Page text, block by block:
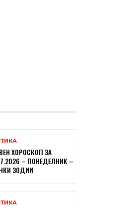
ХОРОСКОП ЗА
– ПОНЕДЕЛНИК –
ЗОДИИ